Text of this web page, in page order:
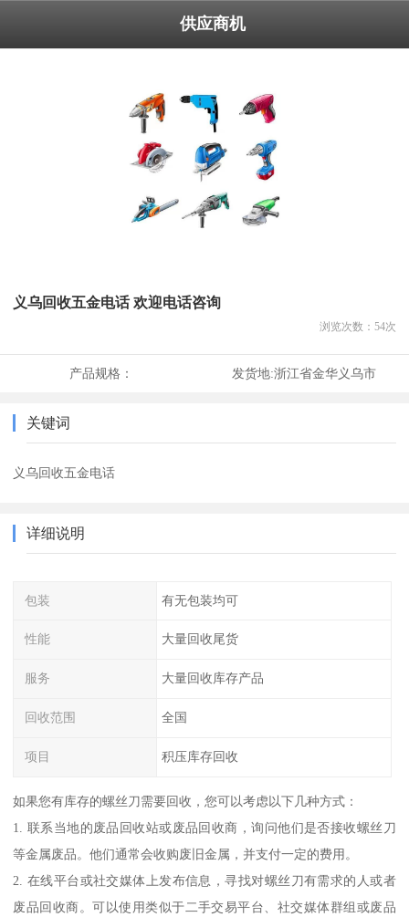
供应商机
义乌回收五金电话 欢迎电话咨询
浏览次数： 54次
产品规格： 发货地:浙江省金华义乌市
关键词
义乌回收五金电话
详细说明
包装 有无包装均可
性能 大量回收尾货
服务 大量回收库存产品
回收范围 全国
项目 积压库存回收
如果您有库存的螺丝刀需要回收，您可以考虑以下几种方式：
1. 联系当地的废品回收站或废品回收商，询问他们是否接收螺丝刀
等金属废品。他们通常会收购废旧金属，并支付一定的费用。
2. 在线平台或社交媒体上发布信息，寻找对螺丝刀有需求的人或者
废品回收商。可以使用类似于二手交易平台、社交媒体群组或废品